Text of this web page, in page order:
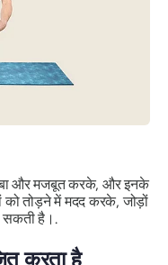
और मजबूत करके, और इनके
तोड़ने में मदद करके, जोड़ों
सकती है।.
करता है